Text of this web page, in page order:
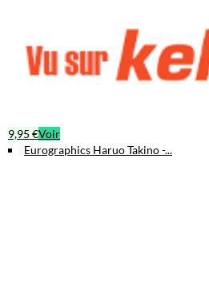
9,95 €Voir
Eurographics Haruo Takino -...